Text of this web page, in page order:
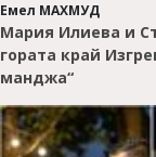
Емел МАХМУД
Мария Илиева и
гората край
манджа“